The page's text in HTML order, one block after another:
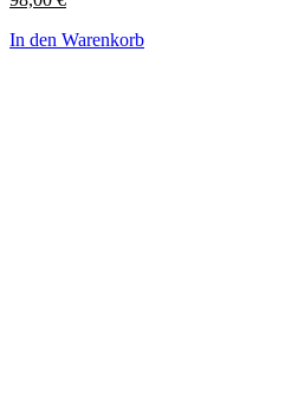
In den Warenkorb